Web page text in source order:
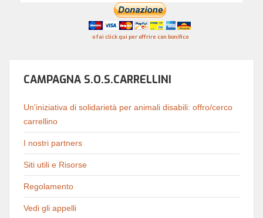
o fai click qui per offrire con bonifico
CAMPAGNA S.O.S.CARRELLINI
Un'iniziativa di solidarietà per animali disabili: offro/cerco
carrellino
I nostri partners
Siti utili e Risorse
Regolamento
Vedi gli appelli